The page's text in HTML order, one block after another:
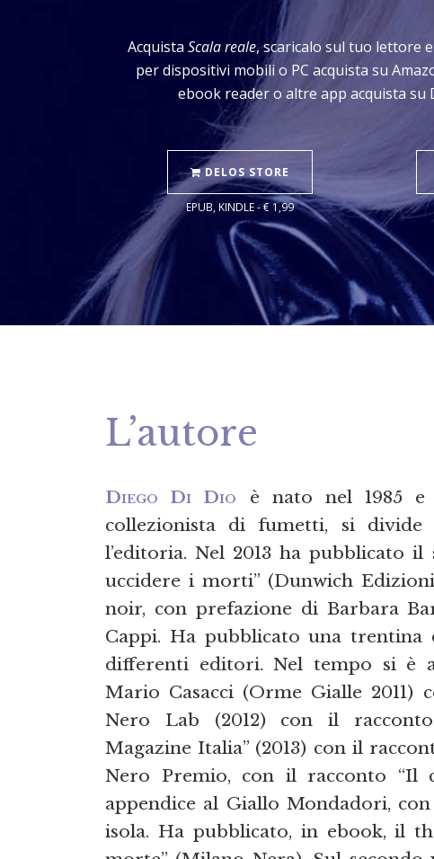
Acquista Scala reale, scaricalo sul tuo lettore
per dispositivi mobili o PC acquista su
ebook reader o altre app acquista su
DELOS STORE
EPUB, KINDLE - € 1,99
L’autore
Diego Di Dio è nato nel 1985 e
collezionista di fumetti, si
l’editoria. Nel 2013 ha pubblicato
uccidere i morti” (Dunwich
noir, con prefazione di Barbara
Cappi. Ha pubblicato una
differenti editori. Nel tempo si è
Mario Casacci (Orme Gialle 2011)
Nero Lab (2012) con il
Magazine Italia” (2013) con il
Nero Premio, con il racconto “Il
appendice al Giallo Mondadori,
isola. Ha pubblicato, in ebook, il